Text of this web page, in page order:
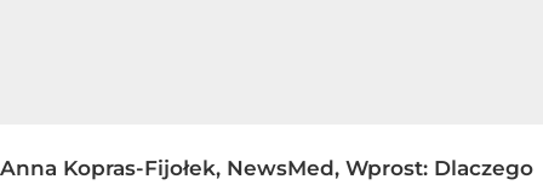
Anna Kopras-Fijołek, NewsMed, Wprost: Dlaczego